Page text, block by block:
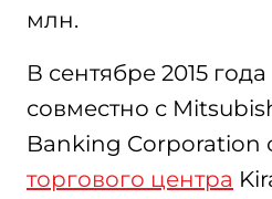
млн.
В сентябре 2015
совместно с
Banking Corporation
торгового центра